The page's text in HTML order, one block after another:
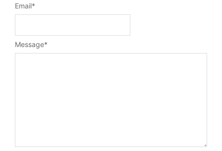
Message*
Email*